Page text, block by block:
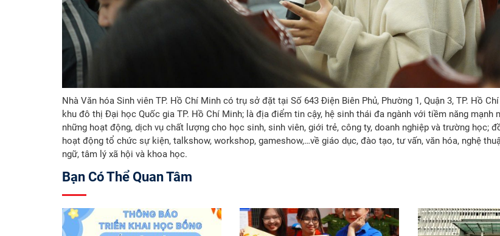
Nhà Văn hóa Sinh viên TP. Hồ Chí Minh có trụ sở đặt tại Số 643 Điện Biên Phủ, Phường 1, Quận 3, TP. Hồ
khu đô thị Đại học Quốc gia TP. Hồ Chí Minh; là địa điểm tin cậy, hệ sinh thái đa ngành với tiềm năng mạnh
những hoạt động, dịch vụ chất lượng cho học sinh, sinh viên, giới trẻ, công ty, doanh nghiệp và trường học;
hoạt động tổ chức sự kiện, talkshow, workshop, gameshow,…về giáo dục, đào tạo, tư vấn, văn hóa, nghệ
ngữ, tâm lý xã hội và khoa học.
Bạn Có Thể Quan Tâm